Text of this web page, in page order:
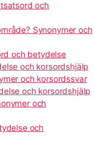
och
Synonymer och
och betydelse
och korsordshjälp
och korsordssvar
och korsordshjälp
och
och